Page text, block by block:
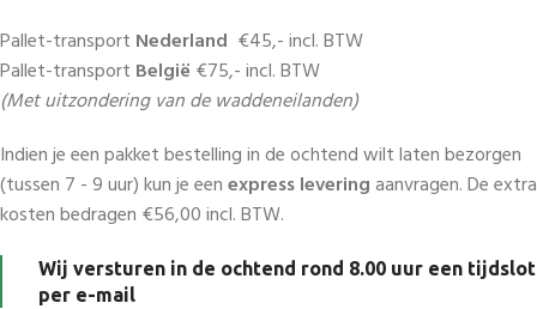
Pallet-transport Nederland €45,- incl. BTW
Pallet-transport België €75,- incl. BTW
(Met uitzondering van de waddeneilanden)
Indien je een pakket bestelling in de ochtend wilt laten bezorgen
(tussen 7 - 9 uur) kun je eenexpress leveringaanvragen. De extra
kosten bedragen €56,00 incl. BTW.
Wij versturen in de ochtend rond 8.00 uur een tijdslot
per e-mail